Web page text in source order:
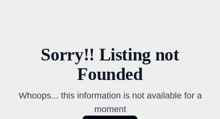
Sorry!! Listing not
Founded
Whoops... this information is not available for a
moment